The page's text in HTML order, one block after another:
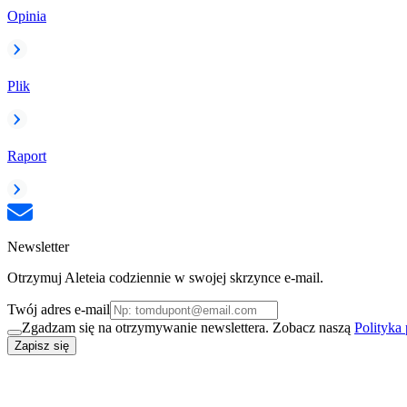
Opinia
Plik
Raport
Newsletter
Otrzymuj Aleteia codziennie w swojej skrzynce e-mail.
Twój adres e-mail
Zgadzam się na otrzymywanie newslettera. Zobacz naszą Polityka
Zapisz się